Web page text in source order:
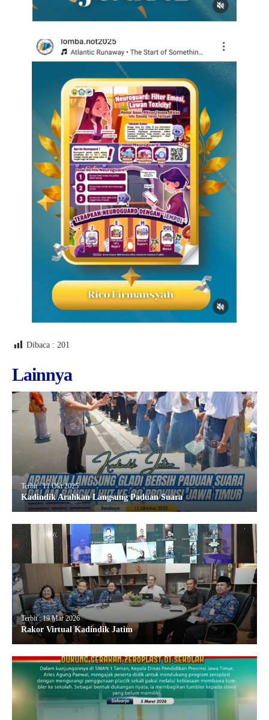
Dibaca : 201
Lainnya
Terbit : 11 Okt 2025
Kadindik Arahkan Langsung Paduan Suara
Terbit : 19 Mar 2026
Rakor Virtual Kadindik Jatim